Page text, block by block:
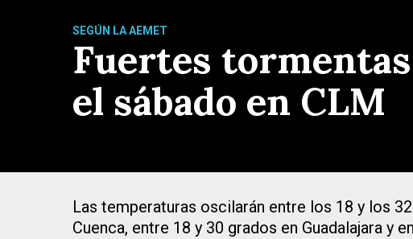
SEGÚN LA AEMET
Fuertes
el sábado en CLM
Las temperaturas oscilarán entre los 18 y los
Cuenca, entre 18 y 30 grados en Guadalajara y